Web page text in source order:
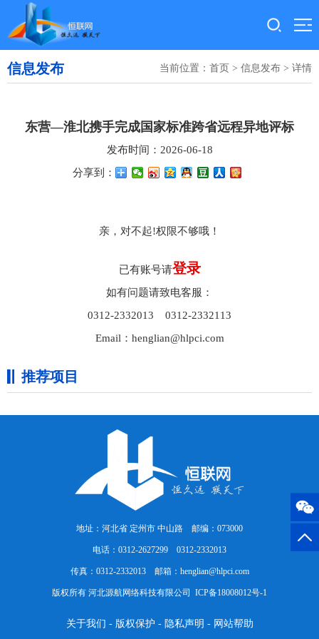
信息发布 当前位置： 首页 > 信息发布 > 详情
东营—淮北携手完成国家标准跨省远程异地评标
发布时间：2026-06-18
分享到：
亲，对不起!权限不够哦！
已有账号请登录
如有问题请致电客服：
0312-2332013 0312-2332113
Email：henglian@hlpci.com
推荐项目
地址：河北省 定州市 中山路 邮编：073000
电话：0312-2627299 0312-2332013
传真：0312-2332013 邮箱：henglian@hlpci.com
版权所有 河北源航网络科技有限公司 ICP备18008012号-1
关于我们 - 版权保护 - 隐私声明 - 网站帮助